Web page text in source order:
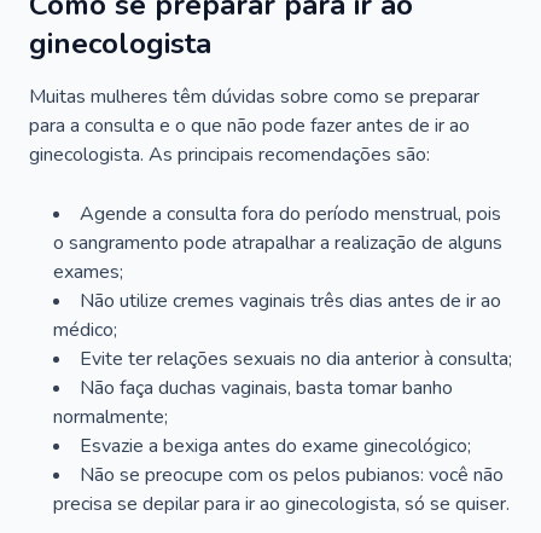
ginecologista
Muitas mulheres têm dúvidas sobre como se preparar
para a consulta e o que não pode fazer antes de ir ao
ginecologista. As principais recomendações são:
Agende a consulta fora do período menstrual, pois
o sangramento pode atrapalhar a realização de alguns
exames;
Não utilize cremes vaginais três dias antes de ir ao
médico;
Evite ter relações sexuais no dia anterior à consulta;
Não faça duchas vaginais, basta tomar banho
normalmente;
Esvazie a bexiga antes do exame ginecológico;
Não se preocupe com os pelos pubianos: você não
precisa se depilar para ir ao ginecologista, só se quiser.